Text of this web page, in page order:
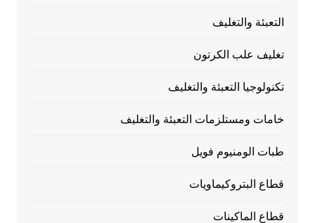
التعبئة والتغليف
تغليف علب الكرتون
تكنولوجيا التعبئة والتغليف
خامات ومستلزمات التعبئة والتغليف
طبات الومنيوم فويل
قطاع البتروكيماويات
قطاع الماكينات